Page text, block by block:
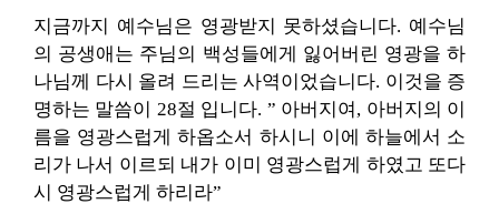
지금까지 예수님은 영광받지 못하셨습니다. 예수님
의 공생애는 주님의 백성들에게 잃어버린 영광을 하
나님께 다시 올려 드리는 사역이었습니다. 이것을 증
명하는 말씀이 28절 입니다. ” 아버지여, 아버지의 이
름을 영광스럽게 하옵소서 하시니 이에 하늘에서 소
리가 나서 이르되 내가 이미 영광스럽게 하였고 또다
시 영광스럽게 하리라”